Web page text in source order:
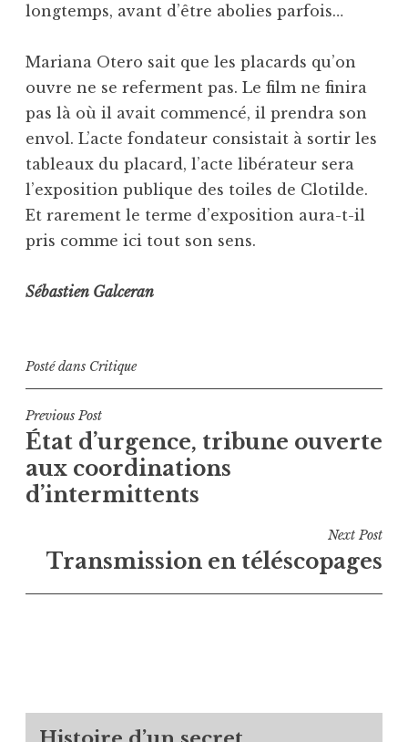
longtemps, avant d’être abolies parfois…
Mariana Otero sait que les placards qu’on
ouvre ne se referment pas. Le film ne finira
pas là où il avait commencé, il prendra son
envol. L’acte fondateur consistait à sortir les
tableaux du placard, l’acte libérateur sera
l’exposition publique des toiles de Clotilde.
Et rarement le terme d’exposition aura-t-il
pris comme ici tout son sens.
Sébastien Galceran
Posté dans Critique
Navigation
de
l’article
Previous Post
État d’urgence, tribune ouverte
aux coordinations
d’intermittents
Next Post
Transmission en téléscopages